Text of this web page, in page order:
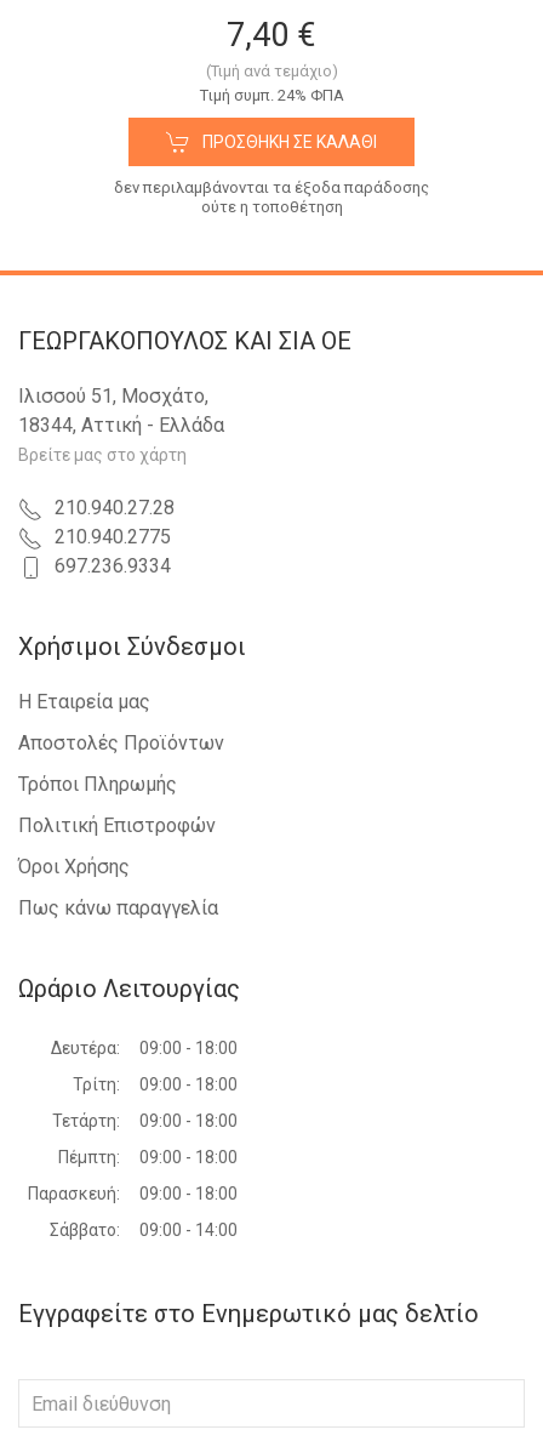
7,40 €
(Τιμή ανά τεμάχιο)
Tιμή συμπ. 24% ΦΠΑ
ΠΡΟΣΘΉΚΗ ΣΕ ΚΑΛΆΘΙ
δεν περιλαμβάνονται τα έξοδα παράδοσης
ούτε η τοποθέτηση
ΓΕΩΡΓΑΚΟΠΟΥΛΟΣ KAI ΣΙΑ OE
Ιλισσού 51, Μοσχάτο,
18344, Αττική - Ελλάδα
Βρείτε μας στο χάρτη
210.940.27.28
210.940.2775
697.236.9334
Χρήσιμοι Σύνδεσμοι
Η Εταιρεία μας
Αποστολές Προϊόντων
Τρόποι Πληρωμής
Πολιτική Επιστροφών
Όροι Χρήσης
Πως κάνω παραγγελία
Ωράριο Λειτουργίας
Δευτέρα:
09:00 - 18:00
Τρίτη:
09:00 - 18:00
Τετάρτη:
09:00 - 18:00
Πέμπτη:
09:00 - 18:00
Παρασκευή:
09:00 - 18:00
Σάββατο:
09:00 - 14:00
Εγγραφείτε στο Ενημερωτικό μας δελτίο